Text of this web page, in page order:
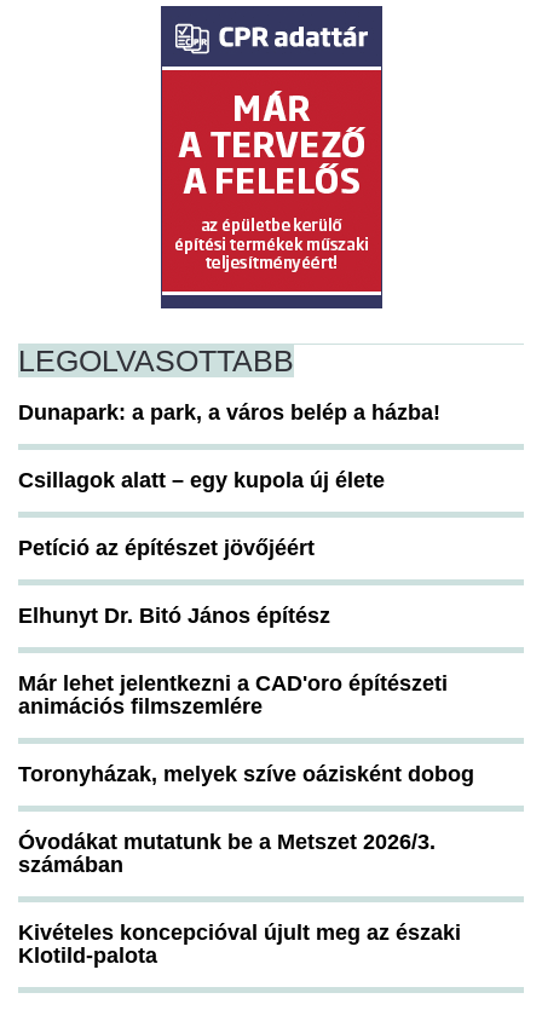
LEGOLVASOTTABB
Dunapark: a park, a város belép a házba!
Csillagok alatt – egy kupola új élete
Petíció az építészet jövőjéért
Elhunyt Dr. Bitó János építész
Már lehet jelentkezni a CAD'oro építészeti
animációs filmszemlére
Toronyházak, melyek szíve oázisként dobog
Óvodákat mutatunk be a Metszet 2026/3.
számában
Kivételes koncepcióval újult meg az északi
Klotild-palota